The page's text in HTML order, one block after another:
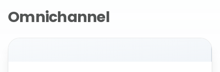
Omnichannel